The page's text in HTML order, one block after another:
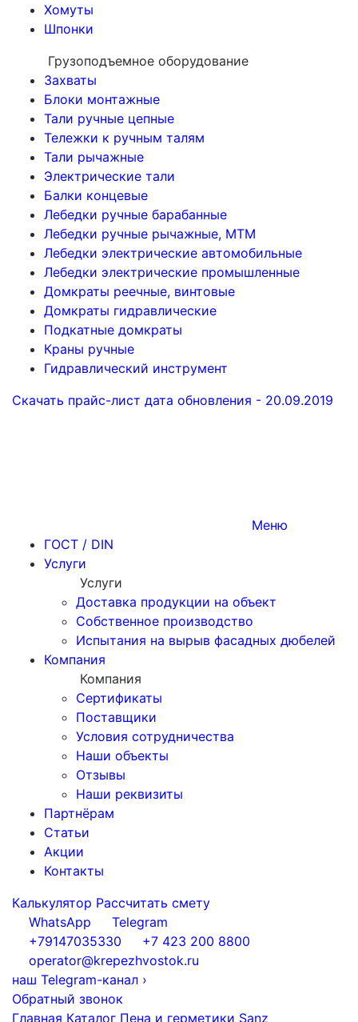
Хомуты
Шпонки
Грузоподъемное оборудование
Захваты
Блоки монтажные
Тали ручные цепные
Тележки к ручным талям
Тали рычажные
Электрические тали
Балки концевые
Лебедки ручные барабанные
Лебедки ручные рычажные, МТМ
Лебедки электрические автомобильные
Лебедки электрические промышленные
Домкраты реечные, винтовые
Домкраты гидравлические
Подкатные домкраты
Краны ручные
Гидравлический инструмент
Скачать прайс-лист дата обновления - 20.09.2019
Меню
ГОСТ / DIN
Услуги
Услуги
Доставка продукции на объект
Собственное производство
Испытания на вырыв фасадных дюбелей
Компания
Компания
Сертификаты
Поставщики
Условия сотрудничества
Наши объекты
Отзывы
Наши реквизиты
Партнёрам
Статьи
Акции
Контакты
Калькулятор Рассчитать смету
WhatsApp
Telegram
+79147035330
+7 423 200 8800
operator@krepezhvostok.ru
наш Telegram-канал ›
Обратный звонок
Главная Каталог Пена и герметики Sanz